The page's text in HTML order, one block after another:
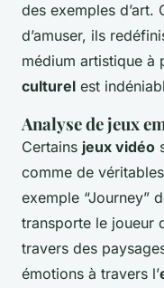
des exemples d’art.
d’amuser, ils
médium artistique à
culturel est
Analyse de jeux
Certains jeux vidéo
comme de
exemple “Journey”
transporte le joueur
travers des
émotions à travers l’